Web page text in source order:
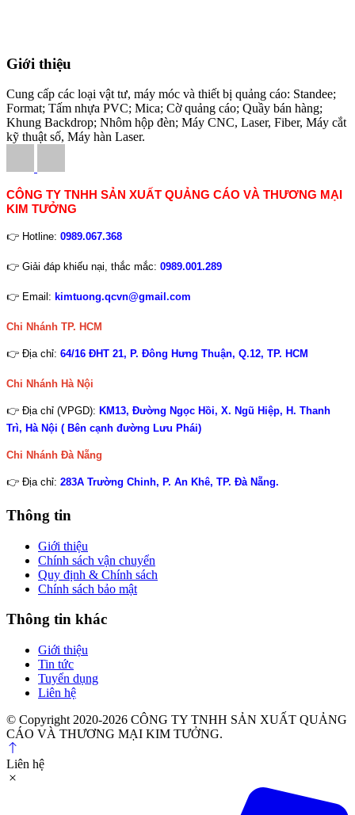
Giới thiệu
Cung cấp các loại vật tư, máy móc và thiết bị quảng cáo: Standee;
Format; Tấm nhựa PVC; Mica; Cờ quảng cáo; Quầy bán hàng;
Khung Backdrop; Nhôm hộp đèn; Máy CNC, Laser, Fiber, Máy cắt
kỹ thuật số, Máy hàn Laser.
CÔNG TY TNHH SẢN XUẤT QUẢNG CÁO VÀ THƯƠNG MẠI
KIM TƯỞNG
👉 Hotline: 0989.067.368
👉 Giải đáp khiếu nại, thắc mắc: 0989.001.289
👉 Email: kimtuong.qcvn@gmail.com
Chi Nhánh TP. HCM
👉 Địa chỉ: 64/16 ĐHT 21, P. Đông Hưng Thuận, Q.12, TP. HCM
Chi Nhánh Hà Nội
👉 Địa chỉ (VPGD): KM13, Đường Ngọc Hồi, X. Ngũ Hiệp, H. Thanh
Trì, Hà Nội ( Bên cạnh đường Lưu Phái)
Chi Nhánh Đà Nẵng
👉 Địa chỉ: 283A Trường Chinh, P. An Khê, TP. Đà Nẵng.
Thông tin
Giới thiệu
Chính sách vận chuyển
Quy định & Chính sách
Chính sách bảo mật
Thông tin khác
Giới thiệu
Tin tức
Tuyển dụng
Liên hệ
© Copyright 2020-2026 CÔNG TY TNHH SẢN XUẤT QUẢNG
CÁO VÀ THƯƠNG MẠI KIM TƯỞNG.
Liên hệ